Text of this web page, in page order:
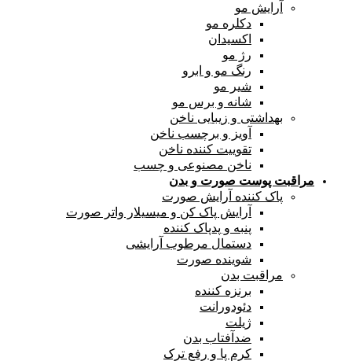
آرایش مو
دکلره مو
اکسیدان
رژ مو
رنگ مو و ابرو
شیر مو
شانه و برس مو
بهداشتی و زیبایی ناخن
آویز و برچسب ناخن
تقوییت کننده ناخن
ناخن مصنوعی و چسب
مراقبت پوست صورت و بدن
پاک کننده آرایش صورت
آرایش پاک کن و میسیلار واتر صورت
پنبه و پدپاک کننده
دستمال مرطوب آرایشی
شوینده صورت
مراقبت بدن
برنزه کننده
دئودورانت
ژیلت
ضدآفتاب بدن
کرم پا و رفع ترک